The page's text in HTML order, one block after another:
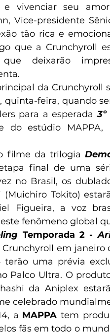
e vivenciar seu
Vice-presidente
tão rica e
que a Crunchyroll
que deixarão
da Crunchyroll
quinta-feira, quando
para a esperada
do estúdio MAPPA,
filme da trilogia
final de uma
no Brasil, os
(Muichiro Tokito)
Figueira, a voz
fenômeno global
Temporada 2 -
em janeiro
terão uma prévia
Palco Ultra. O
da Aniplex
celebrado
a MAPPA tem
fãs em todo o